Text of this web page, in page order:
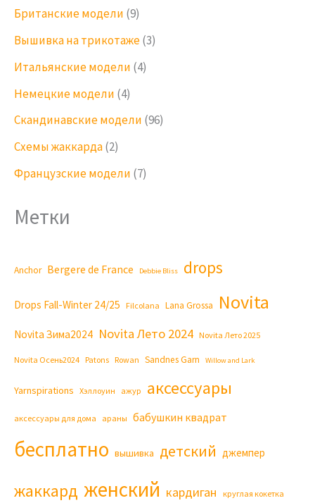
Британские модели (9)
Вышивка на трикотаже(3)
Итальянские модели (4)
Немецкие модели (4)
Скандинавские модели (96)
Схемы жаккарда(2)
Французские модели (7)
Метки
Anchor Bergere de France Debbie Bliss drops
Drops Fall-Winter 24/25 Filcolana Lana Grossa Novita
Novita Зима2024 Novita Лето 2024 Novita Лето 2025
Novita Осень2024 Patons Rowan Sandnes Garn Willow and Lark
Yarnspirations Хэллоуин ажур аксессуары
аксессуары для дома араны бабушкин квадрат
бесплатно вышивка детский джемпер
жаккард женский кардиган круглая кокетка